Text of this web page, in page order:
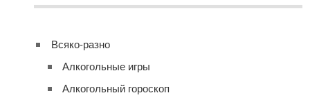
Всяко-разно
Алкогольные игры
Алкогольный гороскоп